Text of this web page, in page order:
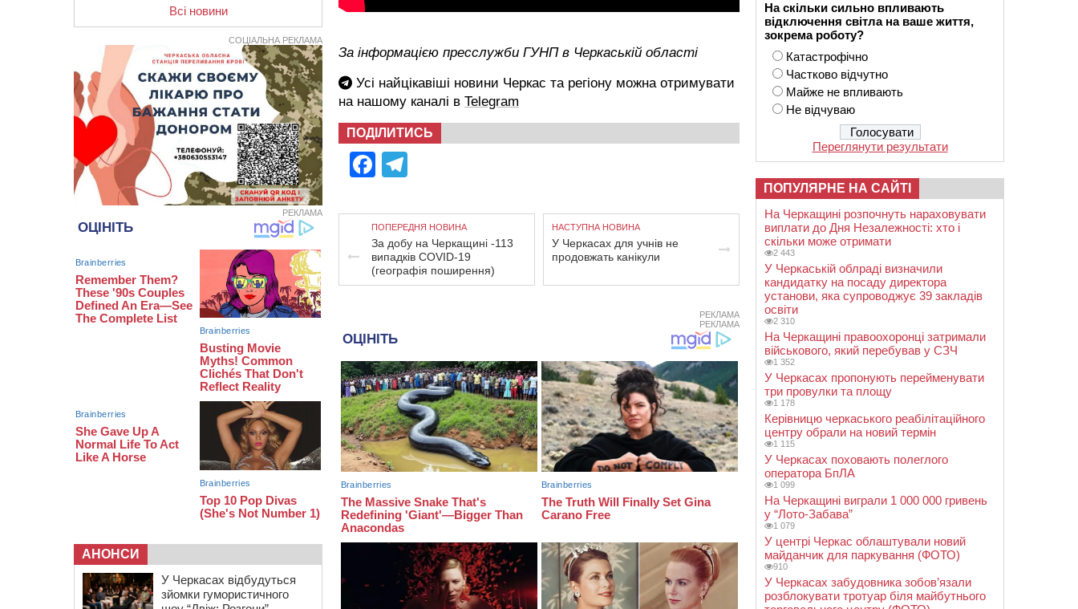
За інформацією пресслужби ГУНП в Черкаській області
Усі найцікавіші новини Черкас та регіону можна отримувати
на нашому каналі в Telegram
ПОДІЛИТИСЬ
Facebook
ПОПЕРЕДНЯ НОВИНА
За добу на Черкащині -113
випадків COVID-19
(географія поширення)
НАСТУПНА НОВИНА
У Черкасах для учнів не
продовжать канікули
РЕКЛАМА
РЕКЛАМА
На Золотоніщині вже десяту
добу гасять пожежу торфу
11:35
Від 80 гривень за кілограм: в
Україні прогнозують стрибок цін на
гречку
10:56
Захисника зі Звенигородщини,
який обороняв Авдіївку,
нагородили “Комбатантським
хрестом”
10:10
На Черкащині п’яний мотоцикліст
зіткнувся з мопедом: двоє людей у
лікарні
09:42 Ветерани МСК “Дніпро” вибороли
бронзу чемпіонату України
08:57 На Уманщині підрядника
зобов’язали сплатити понад 670
тис грн штрафу за незаконні зміни
до договору
08:20 Обрано претендента на посаду
директора Мокрокалигірського
психоневрологічного інтернату
Уманські міграційники видворили з
країни грузина, який відсидів
термін у колонії
Всі новини
СОЦІАЛЬНА РЕКЛАМА
РЕКЛАМА
АНОНСИ
У Черкасах відбудуться
зйомки гумористичного
На скільки сильно впливають
відключення світла на ваше життя,
зокрема роботу?
Катастрофічно
Частково відчутно
Майже не впливають
Не відчуваю
Переглянути результати
ПОПУЛЯРНЕ НА САЙТІ
На Черкащині розпочнуть нараховувати
виплати до Дня Незалежності: хто і
скільки може отримати
2 443
У Черкаській облраді визначили
кандидатку на посаду директора
установи, яка супроводжує 39 закладів
освіти
2 310
На Черкащині правоохоронці затримали
військового, який перебував у СЗЧ
1 352
У Черкасах пропонують перейменувати
три провулки та площу
1 178
Керівницю черкаського реабілітаційного
центру обрали на новий термін
1 115
У Черкасах поховають полеглого
оператора БпЛА
1 099
На Черкащині виграли 1 000 000 гривень
у “Лото-Забава”
1 079
У центрі Черкас облаштували новий
майданчик для паркування (ФОТО)
910
У Черкасах забудовника зобов’язали
розблокувати тротуар біля майбутнього